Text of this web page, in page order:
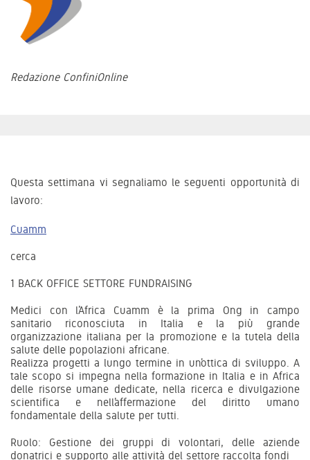
Redazione ConfiniOnline
Questa settimana vi segnaliamo le seguenti opportunità di
lavoro:
Cuamm
cerca
1 BACK OFFICE SETTORE FUNDRAISING
Medici con l’Africa Cuamm è la prima Ong in campo
sanitario riconosciuta in Italia e la più grande
organizzazione italiana per la promozione e la tutela della
salute delle popolazioni africane.
Realizza progetti a lungo termine in un’ottica di sviluppo. A
tale scopo si impegna nella formazione in Italia e in Africa
delle risorse umane dedicate, nella ricerca e divulgazione
scientifica e nell’affermazione del diritto umano
fondamentale della salute per tutti.
Ruolo: Gestione dei gruppi di volontari, delle aziende
donatrici e supporto alle attività del settore raccolta fondi